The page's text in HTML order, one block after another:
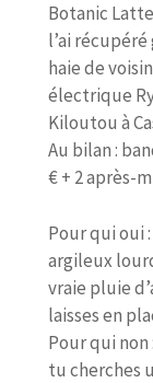
Botanic
l’ai
haie de
électrique
Kiloutou à
Au bilan :
€ + 2 après-
Pour qui oui
argileux
vraie pluie
laisses en
Pour qui non
tu cherches